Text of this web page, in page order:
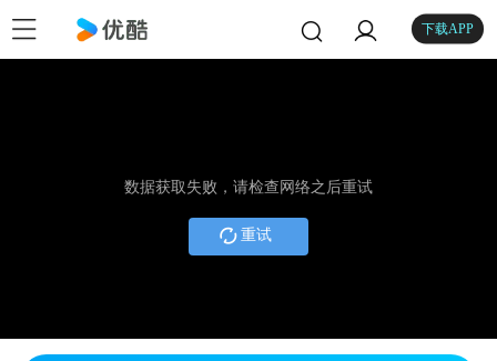
下载APP
数据获取失败，请检查网络之后重试
重试